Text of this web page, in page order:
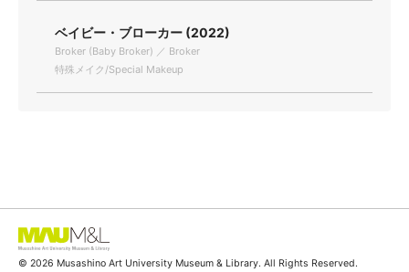
ベイビー・ブローカー (2022)
Broker (Baby Broker) ／ Broker
特殊メイク/Special Makeup
© 2026 Musashino Art University Museum & Library. All Rights Reserved.